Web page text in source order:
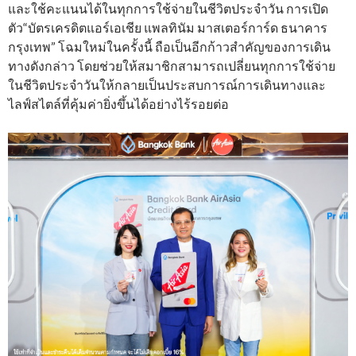
และใช้คะแนนได้ในทุกการใช้จ่ายในชีวิตประจำวัน การเปิด
ตัว“บัตรเครดิตแอร์เอเชีย แพลทินัม มาสเตอร์การ์ด ธนาคาร
กรุงเทพ” โฉมใหม่ในครั้งนี้ ถือเป็นอีกก้าวสำคัญของการเดิน
ทางดังกล่าว โดยช่วยให้สมาชิกสามารถเปลี่ยนทุกการใช้จ่าย
ในชีวิตประจำวันให้กลายเป็นประสบการณ์การเดินทางและ
ไลฟ์สไตล์ที่คุ้มค่ายิ่งขึ้นได้อย่างไร้รอยต่อ